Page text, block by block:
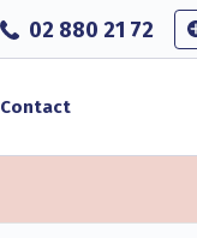
02 880 21 72
Contact